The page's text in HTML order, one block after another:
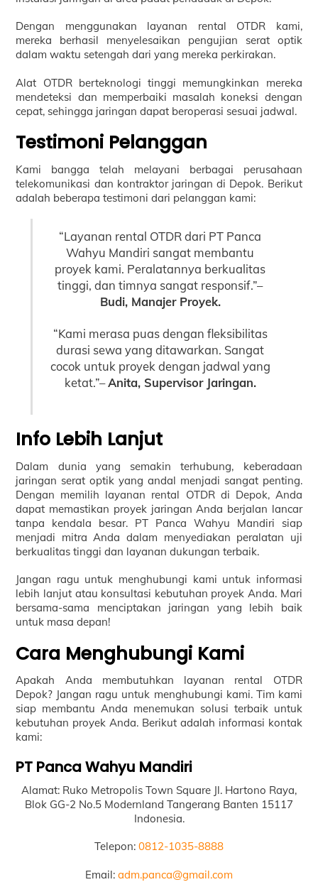
Dengan menggunakan layanan rental OTDR kami,
mereka berhasil menyelesaikan pengujian serat optik
dalam waktu setengah dari yang mereka perkirakan.
Alat OTDR berteknologi tinggi memungkinkan mereka
mendeteksi dan memperbaiki masalah koneksi dengan
cepat, sehingga jaringan dapat beroperasi sesuai jadwal.
Testimoni Pelanggan
Kami bangga telah melayani berbagai perusahaan
telekomunikasi dan kontraktor jaringan di Depok. Berikut
adalah beberapa testimoni dari pelanggan kami:
“Layanan rental OTDR dari PT Panca
Wahyu Mandiri sangat membantu
proyek kami. Peralatannya berkualitas
tinggi, dan timnya sangat responsif.”–
Budi, Manajer Proyek.
“Kami merasa puas dengan fleksibilitas
durasi sewa yang ditawarkan. Sangat
cocok untuk proyek dengan jadwal yang
ketat.”–Anita, Supervisor Jaringan.
Info Lebih Lanjut
Dalam dunia yang semakin terhubung, keberadaan
jaringan serat optik yang andal menjadi sangat penting.
Dengan memilih layanan rental OTDR di Depok, Anda
dapat memastikan proyek jaringan Anda berjalan lancar
tanpa kendala besar. PT Panca Wahyu Mandiri siap
menjadi mitra Anda dalam menyediakan peralatan uji
berkualitas tinggi dan layanan dukungan terbaik.
Jangan ragu untuk menghubungi kami untuk informasi
lebih lanjut atau konsultasi kebutuhan proyek Anda. Mari
bersama-sama menciptakan jaringan yang lebih baik
untuk masa depan!
Cara Menghubungi Kami
Apakah Anda membutuhkan layanan rental OTDR
Depok? Jangan ragu untuk menghubungi kami. Tim kami
siap membantu Anda menemukan solusi terbaik untuk
kebutuhan proyek Anda. Berikut adalah informasi kontak
kami:
PT Panca Wahyu Mandiri
Alamat: Ruko Metropolis Town Square Jl. Hartono Raya,
Blok GG-2 No.5 Modernland Tangerang Banten 15117
Indonesia.
Telepon: 0812-1035-8888
Email: adm.panca@gmail.com